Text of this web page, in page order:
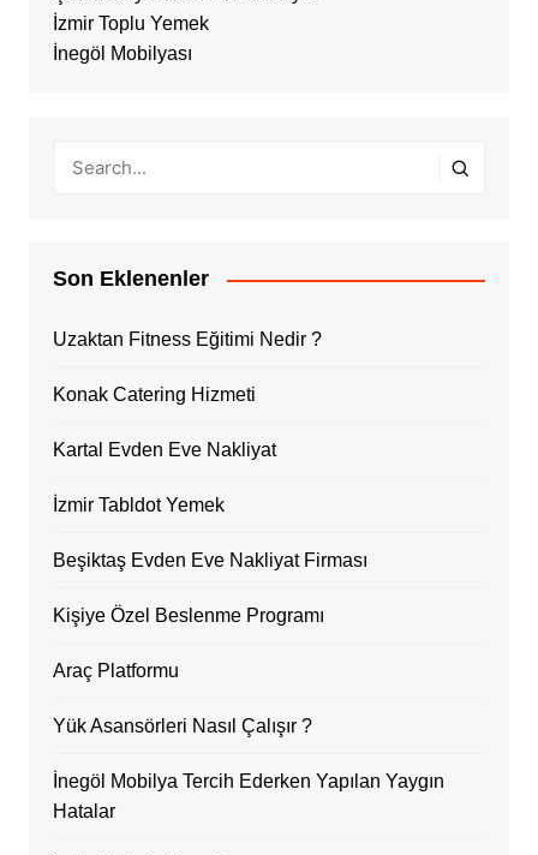
İzmir Toplu Yemek
İnegöl Mobilyası
Son Eklenenler
Uzaktan Fitness Eğitimi Nedir ?
Konak Catering Hizmeti
Kartal Evden Eve Nakliyat
İzmir Tabldot Yemek
Beşiktaş Evden Eve Nakliyat Firması
Kişiye Özel Beslenme Programı
Araç Platformu
Yük Asansörleri Nasıl Çalışır ?
İnegöl Mobilya Tercih Ederken Yapılan Yaygın
Hatalar